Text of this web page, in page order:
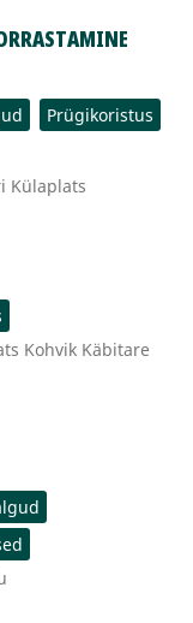
Prügikoristus
Külaplats
Kohvik Käbitare